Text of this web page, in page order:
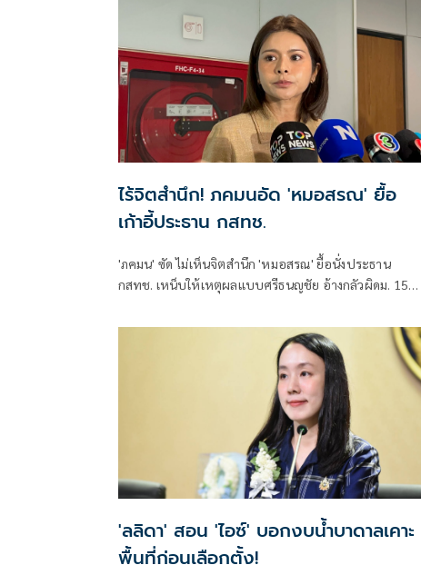
อย่างเป็นทางการของพลเอกอาวุโส มิน ออง ไลง์
ไร้จิตสำนึก! ภคมนอัด 'หมอสรณ' ยื้อ
เก้าอี้ประธาน กสทช.
'ภคมน' ซัด ไม่เห็นจิตสำนึก 'หมอสรณ' ยื้อนั่งประธาน
กสทช. เหน็บให้เหตุผลแบบศรีธนญชัย อ้างกลัวผิดม. 157
เกล้าฯปลดพ้นตำแหน่งได้แล้ว
'ลลิดา' สอน 'ไอซ์' บอกงบน้ำบาดาลเคาะ
พื้นที่ก่อนเลือกตั้ง!